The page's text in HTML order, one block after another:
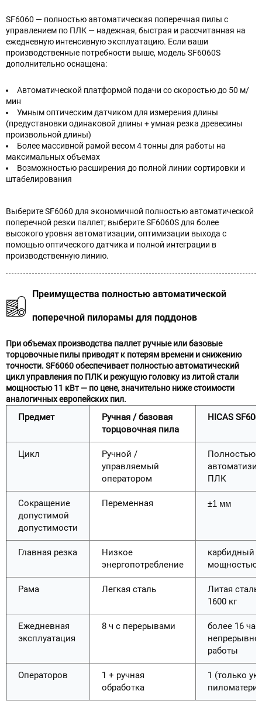
SF6060 — полностью автоматическая поперечная пилы с
управлением по ПЛК — надежная, быстрая и рассчитанная на
ежедневную интенсивную эксплуатацию. Если ваши
производственные потребности выше, модель SF6060S
дополнительно оснащена:
Автоматической платформой подачи со скоростью до 50 м/
мин
Умным оптическим датчиком для измерения длины
(предустановки одинаковой длины + умная резка древесины
произвольной длины)
Более массивной рамой весом 4 тонны для работы на
максимальных объемах
Возможностью расширения до полной линии сортировки и
штабелирования
Выберите SF6060 для экономичной полностью автоматической
поперечной резки паллет; выберите SF6060S для более
высокого уровня автоматизации, оптимизации выхода с
помощью оптического датчика и полной интеграции в
производственную линию.
Преимущества полностью автоматической
поперечной пилорамы для поддонов
При объемах производства паллет ручные или базовые
торцовочные пилы приводят к потерям времени и снижению
точности. SF6060 обеспечивает полностью автоматический
цикл управления по ПЛК и режущую головку из литой стали
мощностью 11 кВт — по цене, значительно ниже стоимости
аналогичных европейских пил.
Предмет
Ручная / базовая
торцовочная пила
HICAS
Цикл
Ручной /
управляемый
оператором
Полностью
ПЛК
Сокращение
допустимой
допустимости
Переменная ±1 мм
Главная резка
Низкое
энергопотребление
карбидный
мощностью
Рама Легкая сталь
Литая
1600 кг
Ежедневная
эксплуатация
8 ч с перерывами
более 16
работы
Операторов
1 + ручная
обработка
1 (только